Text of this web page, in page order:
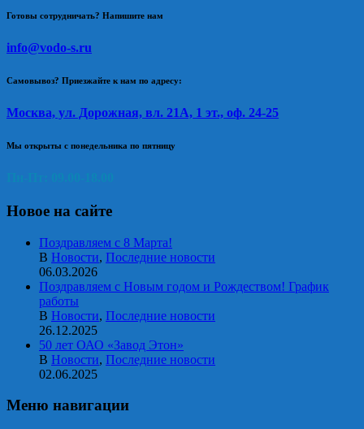
Готовы сотрудничать? Напишите нам
info@vodo-s.ru
Самовывоз? Приезжайте к нам по адресу:
Москва, ул. Дорожная, вл. 21А, 1 эт., оф. 24-25
Мы открыты с понедельника по пятницу
Новое на сайте
Поздравляем с 8 Марта!
В Новости, Последние новости
06.03.2026
Поздравляем с Новым годом и Рождеством! График
работы
В Новости, Последние новости
26.12.2025
50 лет ОАО «Завод Этон»
В Новости, Последние новости
02.06.2025
Меню навигации